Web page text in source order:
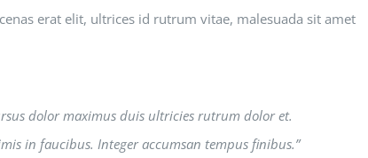
erat elit, ultrices id rutrum vitae, malesuada sit amet
dolor maximus duis ultricies rutrum dolor et.
in faucibus. Integer accumsan tempus finibus.”